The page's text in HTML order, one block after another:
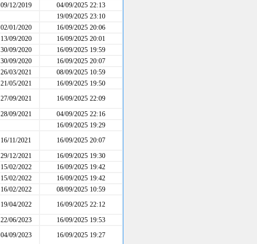
09/12/2019
04/09/2025 22:13
19/09/2025 23:10
02/01/2020
16/09/2025 20:06
13/09/2020
16/09/2025 20:01
30/09/2020
16/09/2025 19:59
30/09/2020
16/09/2025 20:07
26/03/2021
08/09/2025 10:59
21/05/2021
16/09/2025 19:50
27/09/2021
16/09/2025 22:09
28/09/2021
04/09/2025 22:16
16/09/2025 19:29
16/11/2021
16/09/2025 20:07
29/12/2021
16/09/2025 19:30
15/02/2022
16/09/2025 19:42
15/02/2022
16/09/2025 19:42
16/02/2022
08/09/2025 10:59
19/04/2022
16/09/2025 22:12
22/06/2023
16/09/2025 19:53
04/09/2023
16/09/2025 19:27